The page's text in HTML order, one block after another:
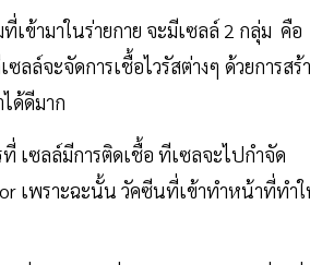
ข้ามาในร่ายกาย จะมีเซลล์ 2 กลุ่ม คือ
ลล์จะจัดการเชื้อไวรัสต่างๆ ด้วยการสร้
ด้ดีมาก
เซลล์มีการติดเชื้อ ทีเซลจะไปกำจัด
เพราะฉะนั้น วัคซีนที่เข้าทำหน้าที่ทำ